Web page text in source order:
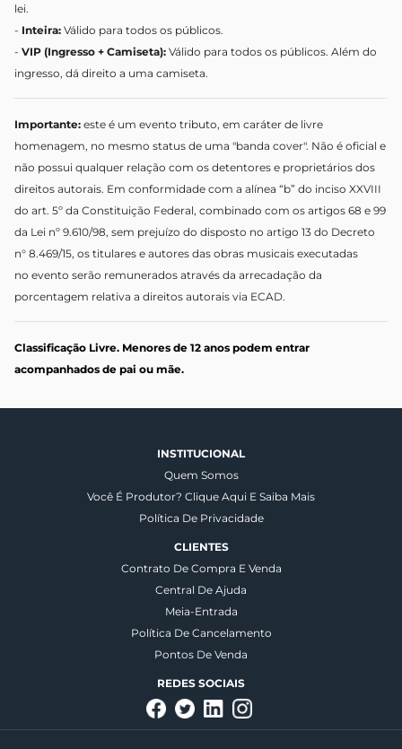
lei.
- Inteira: Válido para todos os públicos.
- VIP (Ingresso + Camiseta): Válido para todos os públicos. Além do
ingresso, dá direito a uma camiseta.
Importante: este é um evento tributo, em caráter de livre
homenagem, no mesmo status de uma "banda cover". Não é oficial e
não possui qualquer relação com os detentores e proprietários dos
direitos autorais. Em conformidade com a alínea “b” do inciso XXVIII
do art. 5º da Constituição Federal, combinado com os artigos 68 e 99
da Lei nº 9.610/98, sem prejuízo do disposto no artigo 13 do Decreto
n° 8.469/15, os titulares e autores das obras musicais executadas
no evento serão remunerados através da arrecadação da
porcentagem relativa a direitos autorais via ECAD.
Classificação Livre. Menores de 12 anos podem entrar
acompanhados de pai ou mãe.
INSTITUCIONAL
Quem Somos
Você É Produtor? Clique Aqui E Saiba Mais
Política De Privacidade
CLIENTES
Contrato De Compra E Venda
Central De Ajuda
Meia-Entrada
Política De Cancelamento
Pontos De Venda
REDES SOCIAIS